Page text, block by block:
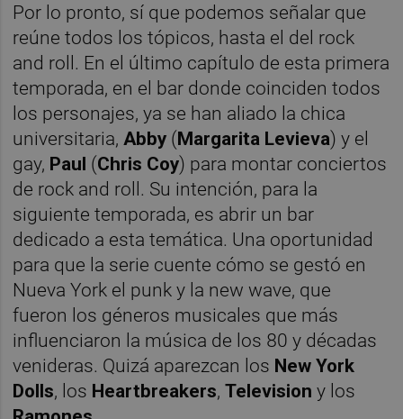
Por lo pronto, sí que podemos señalar que
reúne todos los tópicos, hasta el del rock
and roll. En el último capítulo de esta primera
temporada, en el bar donde coinciden todos
los personajes, ya se han aliado la chica
universitaria,Abby (Margarita Levieva) y el
gay, Paul (Chris Coy) para montar conciertos
de rock and roll. Su intención, para la
siguiente temporada, es abrir un bar
dedicado a esta temática. Una oportunidad
para que la serie cuente cómo se gestó en
Nueva York el punk y la new wave, que
fueron los géneros musicales que más
influenciaron la música de los 80 y décadas
venideras. Quizá aparezcan los New York
Dolls, los Heartbreakers,Television y los